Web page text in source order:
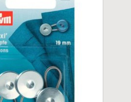
tot
€ 9,30